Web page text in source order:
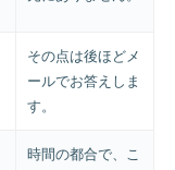
その点は後ほどメ
ールでお答えしま
す。
時間の都合で、こ